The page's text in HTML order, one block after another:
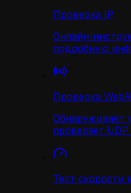
Проверка IP
Онлайн-
подробную
Проверка
Обнаруживает
проверяет
Тест скорости